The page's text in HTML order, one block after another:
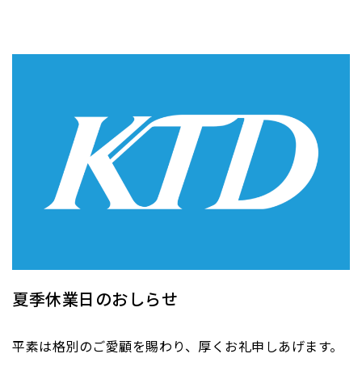
夏季休業日のおしらせ
平素は格別のご愛顧を賜わり、厚くお礼申しあげます。